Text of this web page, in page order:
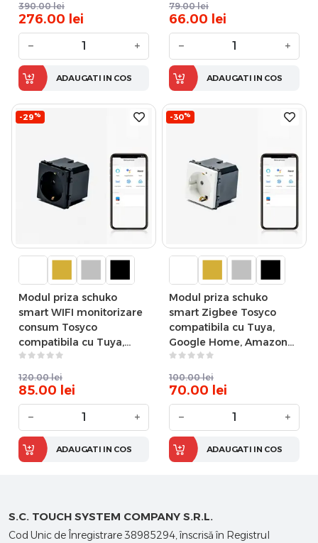
390.00 lei
276.00 lei
− +
ADAUGATI IN COS
79.00 lei
66.00 lei
− +
ADAUGATI IN COS
-29%
Modul priza schuko
smart WIFI monitorizare
consum Tosyco
compatibila cu Tuya,
Google Home, Amazon
Alexa
120.00 lei
85.00 lei
− +
ADAUGATI IN COS
-30%
Modul priza schuko
smart Zigbee Tosyco
compatibila cu Tuya,
Google Home, Amazon
Alexa
100.00 lei
70.00 lei
− +
ADAUGATI IN COS
S.C. TOUCH SYSTEM COMPANY S.R.L.
Cod Unic de Înregistrare 38985294, înscrisă în Registrul